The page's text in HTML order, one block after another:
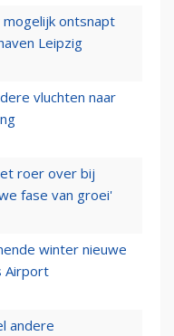
ontsnapt
Leipzig
vluchten naar
roer over bij
fase van groei'
winter nieuwe
Airport
andere